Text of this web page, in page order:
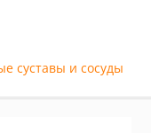
суставы и сосуды